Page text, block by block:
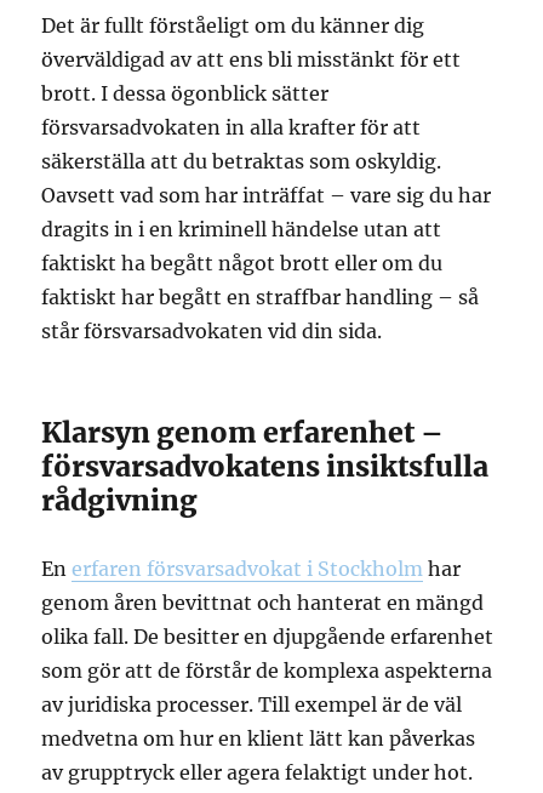
Det är fullt förståeligt om du känner dig
överväldigad av att ens bli misstänkt för ett
brott. I dessa ögonblick sätter
försvarsadvokaten in alla krafter för att
säkerställa att du betraktas som oskyldig.
Oavsett vad som har inträffat – vare sig du har
dragits in i en kriminell händelse utan att
faktiskt ha begått något brott eller om du
faktiskt har begått en straffbar handling – så
står försvarsadvokaten vid din sida.
Klarsyn genom erfarenhet –
försvarsadvokatens insiktsfulla
rådgivning
Enerfaren försvarsadvokat i Stockholm har
genom åren bevittnat och hanterat en mängd
olika fall. De besitter en djupgående erfarenhet
som gör att de förstår de komplexa aspekterna
av juridiska processer. Till exempel är de väl
medvetna om hur en klient lätt kan påverkas
av grupptryck eller agera felaktigt under hot.